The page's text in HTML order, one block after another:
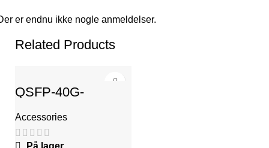
er endnu ikke nogle anmeldelser.
Related Products
QSFP-40G-
1310LR-2SMF-LC
Accessories
På lager